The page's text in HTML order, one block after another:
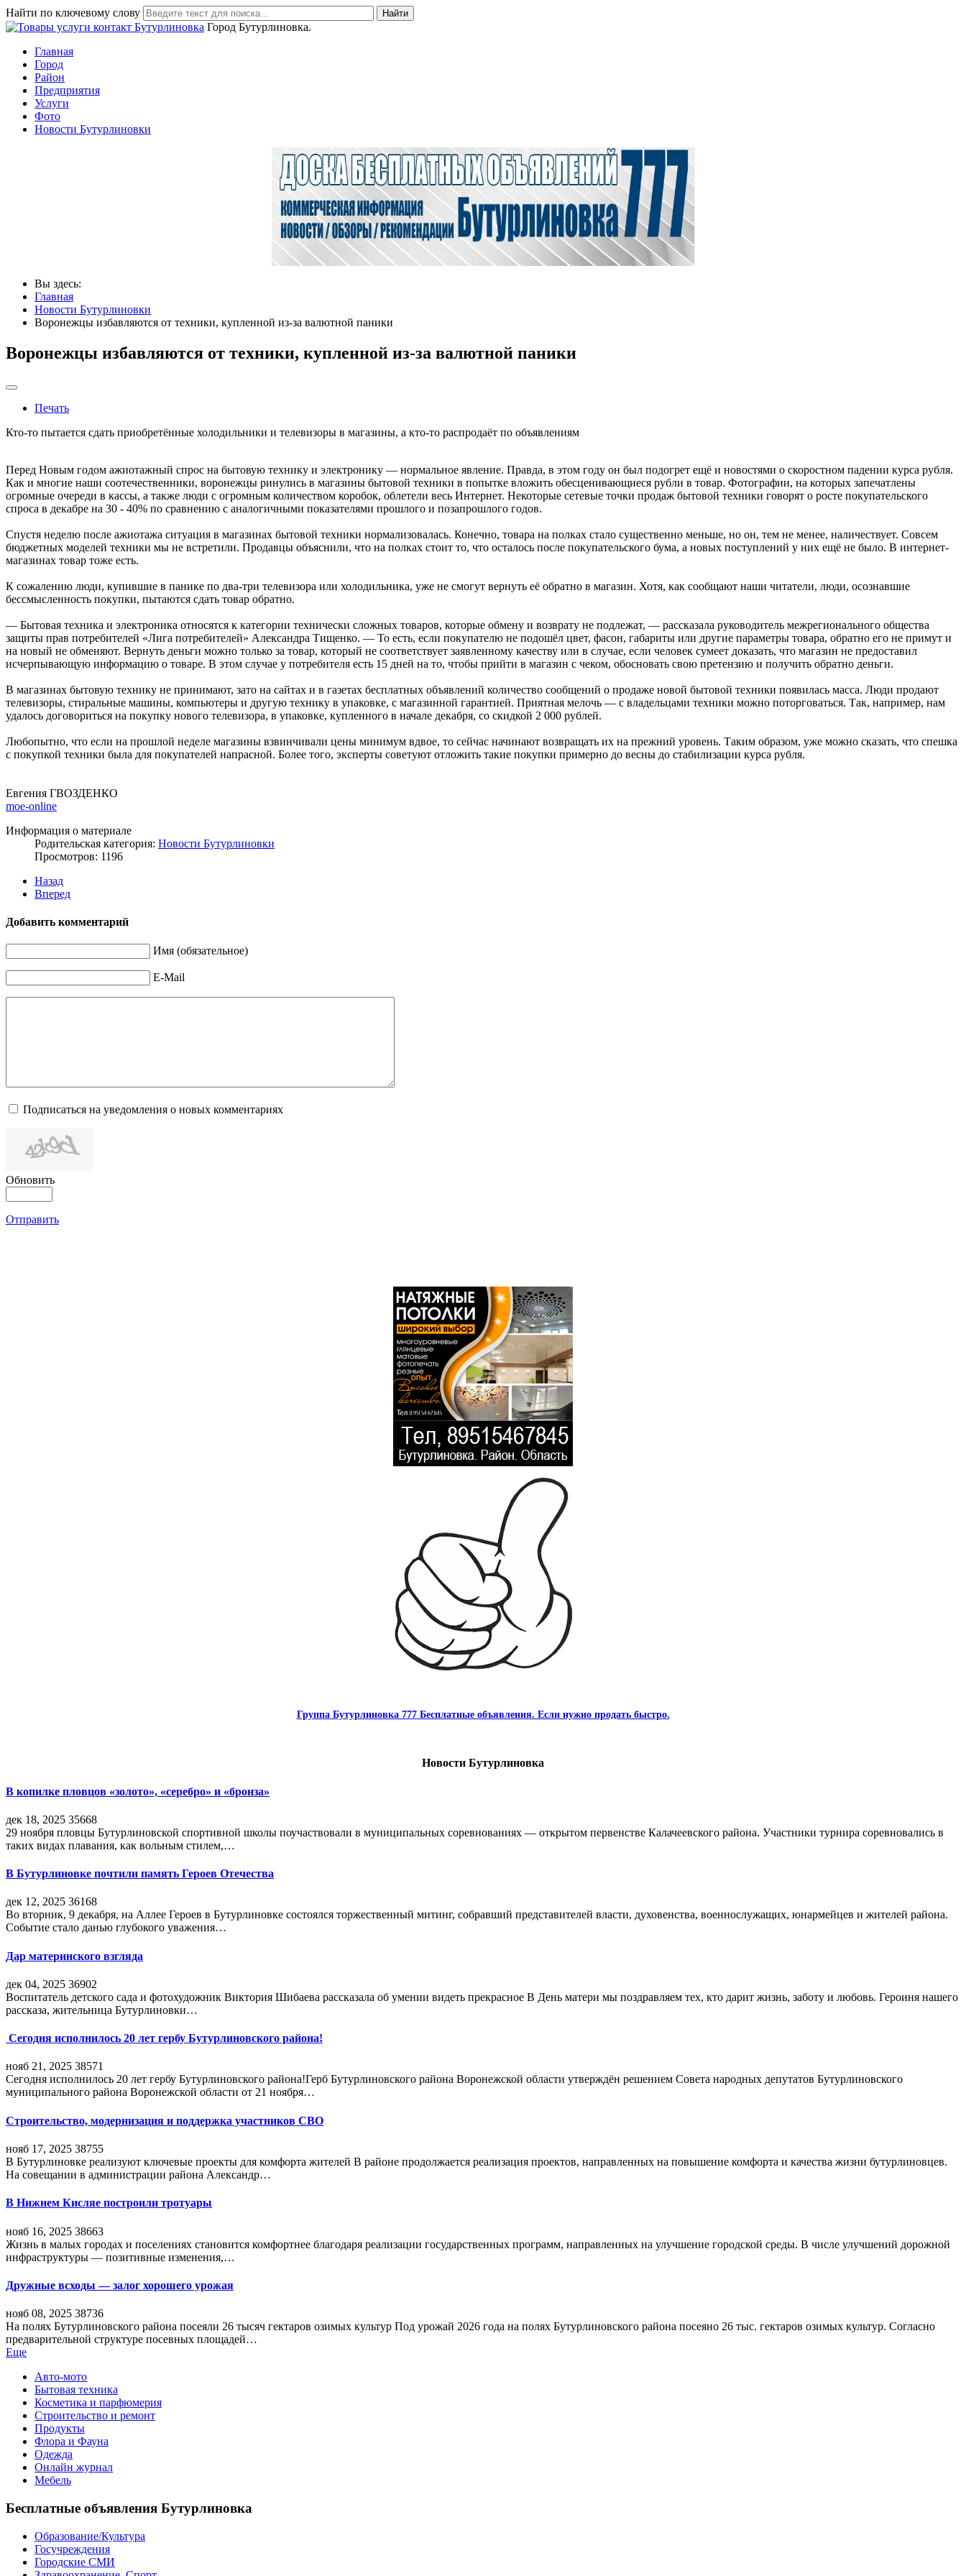
Найти по ключевому слову Найти
Город Бутурлиновка.
Главная
Город
Район
Предприятия
Услуги
Фото
Новости Бутурлиновки
Вы здесь:
Главная
Новости Бутурлиновки
Воронежцы избавляются от техники, купленной из-за валютной паники
Воронежцы избавляются от техники, купленной из-за валютной паники
Печать
Кто-то пытается сдать приобретённые холодильники и телевизоры в магазины, а кто-то распродаёт по объявлениям
Перед Новым годом ажиотажный спрос на бытовую технику и электронику — нормальное явление. Правда, в этом году он был подогрет ещё и новостями о скоростном падении курса рубля.
Как и многие наши соотечественники, воронежцы ринулись в магазины бытовой техники в попытке вложить обесценивающиеся рубли в товар. Фотографии, на которых запечатлены
огромные очереди в кассы, а также люди с огромным количеством коробок, облетели весь Интернет. Некоторые сетевые точки продаж бытовой техники говорят о росте покупательского
спроса в декабре на 30 - 40% по сравнению с аналогичными показателями прошлого и позапрошлого годов.
Спустя неделю после ажиотажа ситуация в магазинах бытовой техники нормализовалась. Конечно, товара на полках стало существенно меньше, но он, тем не менее, наличествует. Совсем
бюджетных моделей техники мы не встретили. Продавцы объяснили, что на полках стоит то, что осталось после покупательского бума, а новых поступлений у них ещё не было. В интернет-
магазинах товар тоже есть.
К сожалению люди, купившие в панике по два-три телевизора или холодильника, уже не смогут вернуть её обратно в магазин. Хотя, как сообщают наши читатели, люди, осознавшие
бессмысленность покупки, пытаются сдать товар обратно.
— Бытовая техника и электроника относятся к категории технически сложных товаров, которые обмену и возврату не подлежат, — рассказала руководитель межрегионального общества
защиты прав потребителей «Лига потребителей» Александра Тищенко. — То есть, если покупателю не подошёл цвет, фасон, габариты или другие параметры товара, обратно его не примут и
на новый не обменяют. Вернуть деньги можно только за товар, который не соответствует заявленному качеству или в случае, если человек сумеет доказать, что магазин не предоставил
исчерпывающую информацию о товаре. В этом случае у потребителя есть 15 дней на то, чтобы прийти в магазин с чеком, обосновать свою претензию и получить обратно деньги.
В магазинах бытовую технику не принимают, зато на сайтах и в газетах бесплатных объявлений количество сообщений о продаже новой бытовой техники появилась масса. Люди продают
телевизоры, стиральные машины, компьютеры и другую технику в упаковке, с магазинной гарантией. Приятная мелочь — с владельцами техники можно поторговаться. Так, например, нам
удалось договориться на покупку нового телевизора, в упаковке, купленного в начале декабря, со скидкой 2 000 рублей.
Любопытно, что если на прошлой неделе магазины взвинчивали цены минимум вдвое, то сейчас начинают возвращать их на прежний уровень. Таким образом, уже можно сказать, что спешка
с покупкой техники была для покупателей напрасной. Более того, эксперты советуют отложить такие покупки примерно до весны до стабилизации курса рубля.
Евгения ГВОЗДЕНКО
moe-online
Информация о материале
Родительская категория: Новости Бутурлиновки
Просмотров: 1196
Назад
Вперед
Добавить комментарий
Имя (обязательное)
E-Mail
Подписаться на уведомления о новых комментариях
Обновить
Отправить
Группа Бутурлиновка 777 Бесплатные объявления. Если нужно продать быстро.
Новости Бутурлиновка
В копилке пловцов «золото», «серебро» и «бронза»
дек 18, 2025 35668
29 ноября пловцы Бутурлиновской спортивной школы поучаствовали в муниципальных соревнованиях — открытом первенстве Калачеевского района. Участники турнира соревновались в
таких видах плавания, как вольным стилем,…
В Бутурлиновке почтили память Героев Отечества
дек 12, 2025 36168
Во вторник, 9 декабря, на Аллее Героев в Бутурлиновке состоялся торжественный митинг, собравший представителей власти, духовенства, военнослужащих, юнармейцев и жителей района.
Событие стало данью глубокого уважения…
Дар материнского взгляда
дек 04, 2025 36902
Воспитатель детского сада и фотохудожник Виктория Шибаева рассказала об умении видеть прекрасное В День матери мы поздравляем тех, кто дарит жизнь, заботу и любовь. Героиня нашего
рассказа, жительница Бутурлиновки…
Сегодня исполнилось 20 лет гербу Бутурлиновского района!
нояб 21, 2025 38571
Сегодня исполнилось 20 лет гербу Бутурлиновского района!Герб Бутурлиновского района Воронежской области утверждён решением Совета народных депутатов Бутурлиновского
муниципального района Воронежской области от 21 ноября…
Строительство, модернизация и поддержка участников СВО
нояб 17, 2025 38755
В Бутурлиновке реализуют ключевые проекты для комфорта жителей В районе продолжается реализация проектов, направленных на повышение комфорта и качества жизни бутурлиновцев.
На совещании в администрации района Александр…
В Нижнем Кисляе построили тротуары
нояб 16, 2025 38663
Жизнь в малых городах и поселениях становится комфортнее благодаря реализации государственных программ, направленных на улучшение городской среды. В числе улучшений дорожной
инфраструктуры — позитивные изменения,…
Дружные всходы — залог хорошего урожая
нояб 08, 2025 38736
На полях Бутурлиновского района посеяли 26 тысяч гектаров озимых культур Под урожай 2026 года на полях Бутурлиновского района посеяно 26 тыс. гектаров озимых культур. Согласно
предварительной структуре посевных площадей…
Еще
Авто-мото
Бытовая техника
Косметика и парфюмерия
Строительство и ремонт
Продукты
Флора и Фауна
Одежда
Онлайн журнал
Мебель
Бесплатные объявления Бутурлиновка
Образование/Культура
Госучреждения
Городские СМИ